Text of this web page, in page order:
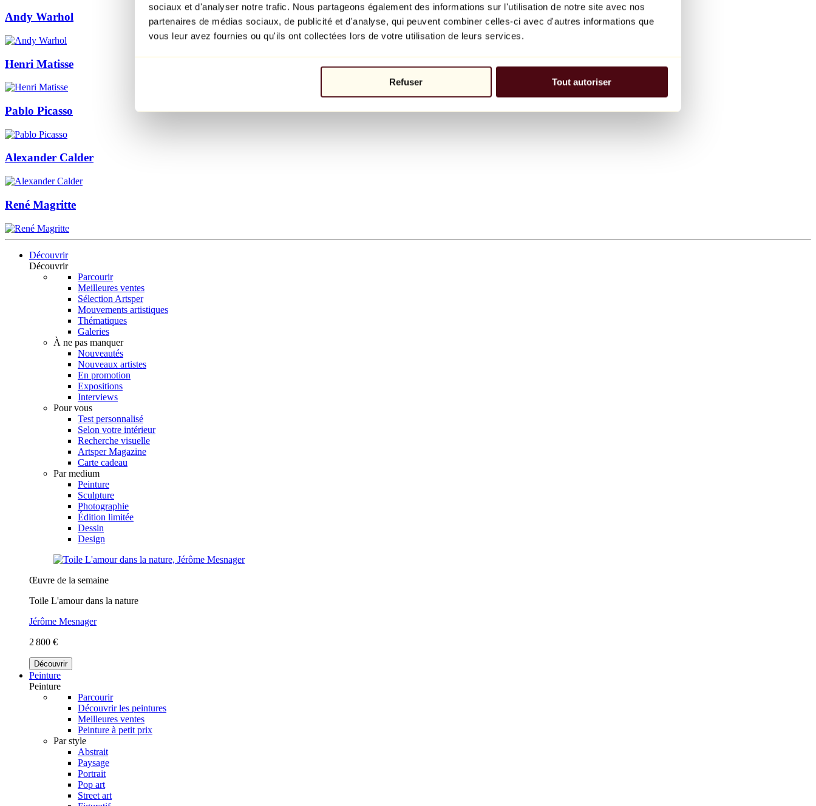
sociaux et d'analyser notre trafic. Nous partageons également des informations sur l'utilisation de notre site avec nos
partenaires de médias sociaux, de publicité et d'analyse, qui peuvent combiner celles-ci avec d'autres informations que
vous leur avez fournies ou qu'ils ont collectées lors de votre utilisation de leurs services.
Refuser Tout autoriser
Andy Warhol
Henri Matisse
Pablo Picasso
Alexander Calder
René Magritte
Découvrir
Découvrir
Parcourir
Meilleures ventes
Sélection Artsper
Mouvements artistiques
Thématiques
Galeries
À ne pas manquer
Nouveautés
Nouveaux artistes
En promotion
Expositions
Interviews
Pour vous
Test personnalisé
Selon votre intérieur
Recherche visuelle
Artsper Magazine
Carte cadeau
Par medium
Peinture
Sculpture
Photographie
Édition limitée
Dessin
Design
Œuvre de la semaine
Toile L'amour dans la nature
Jérôme Mesnager
2 800 €
Découvrir
Peinture
Peinture
Parcourir
Découvrir les peintures
Meilleures ventes
Peinture à petit prix
Par style
Abstrait
Paysage
Portrait
Pop art
Street art